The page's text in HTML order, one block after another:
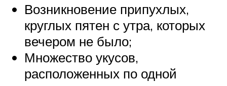
Возникновение припухлых,
круглых пятен с утра, которых
вечером не было;
Множество укусов,
расположенных по одной